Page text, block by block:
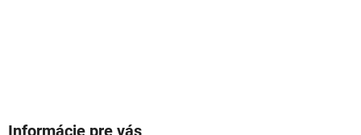
Informácie pre vás